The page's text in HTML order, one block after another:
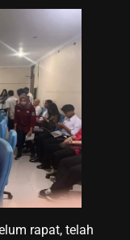
rapat, telah